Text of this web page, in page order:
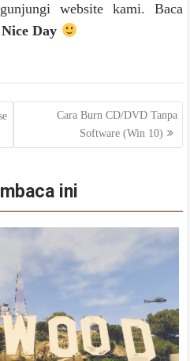
website kami. Baca
Day
Cara Burn CD/DVD Tanpa
Software (Win 10)
ini